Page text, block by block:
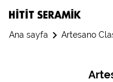
Ana sayfa Artesano